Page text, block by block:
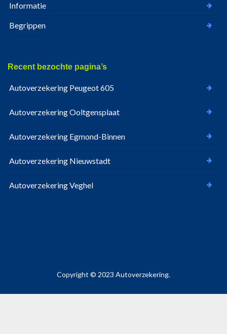
Informatie
Begrippen
Recent bezochte pagina’s
Autoverzekering Peugeot 605
Autoverzekering Ooltgensplaat
Autoverzekering Egmond-Binnen
Autoverzekering Nieuwstadt
Autoverzekering Veghel
Copyright © 2023 Autoverzekering.